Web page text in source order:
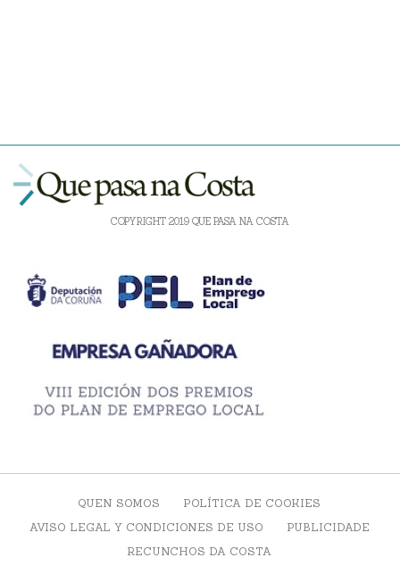
COPYRIGHT 2019 QUE PASA NA COSTA
QUEN SOMOS
POLÍTICA DE COOKIES
AVISO LEGAL Y CONDICIONES DE USO
PUBLICIDADE
RECUNCHOS DA COSTA